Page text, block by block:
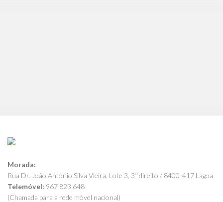
Morada:
Rua Dr. João António Silva Vieira, Lote 3, 3º direito / 8400-417 Lagoa
Telemóvel: 967 823 648
(Chamada para a rede móvel nacional)